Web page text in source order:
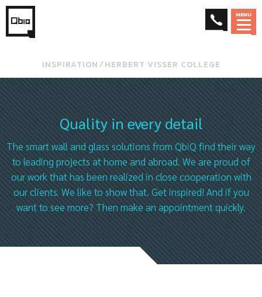
MENU
INSPIRATION ⁄ HERBERT VISSER COLLEGE
Quality in every detail
The smart wall and glass solutions from QbiQ find their way
to leading projects at home and abroad. We are proud of
our work that has been realized in close cooperation with
our clients. We like to show that. Get inspired! And if you
want to see more? Then make an appointment quickly.